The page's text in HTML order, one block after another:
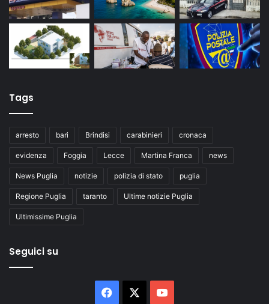
Tags
arresto bari Brindisi carabinieri cronaca
evidenza Foggia Lecce Martina Franca news
News Puglia notizie polizia di stato puglia
Regione Puglia taranto Ultime notizie Puglia
Ultimissime Puglia
Seguici su
Facebook